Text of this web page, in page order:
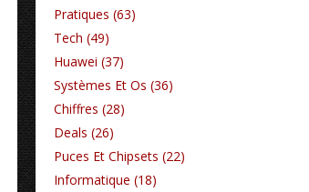
Pratiques (63)
Tech (49)
Huawei (37)
Systèmes Et Os (36)
Chiffres (28)
Deals (26)
Puces Et Chipsets (22)
Informatique (18)